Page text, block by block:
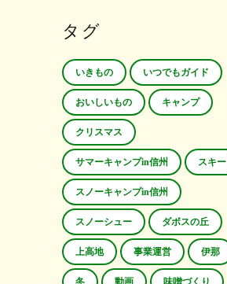
タグ
いきもの いつでもガイド
おいしいもの キャンプ
クリスマス
サマーキャンプin信州 スキー
スノーキャンプin信州
スノーシュー ダボスの丘
上高地 事業運営 伊那
冬 動画 味噌づくり